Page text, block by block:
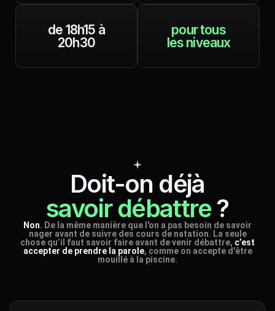
de 18h15 à
20h30
pour tous
les niveaux
Doit-on déjà
savoir débattre?
Non. De la même manière que l'on a pas besoin de savoir
nager avant de suivre des cours de natation. La seule
chose qu’il faut savoir faire avant de venir débattre, c’est
accepter de prendre la parole, comme on accepte d'être
mouillé à la piscine.